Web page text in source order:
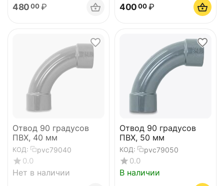
480 00 ₽
400 00 ₽
Отвод 90 градусов
ПВХ, 40 мм
КОД: pvc79040
0.0
Нет в наличии
Отвод 90 градусов
ПВХ, 50 мм
КОД: pvc79050
0.0
В наличии